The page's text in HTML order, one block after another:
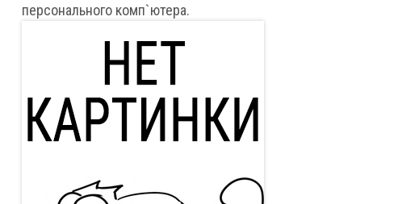
персонального комп`ютера.